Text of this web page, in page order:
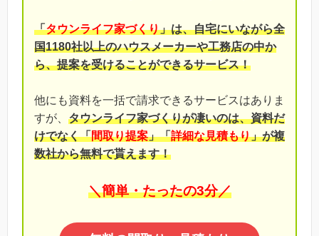
「タウンライフ家づくり」は、自宅にいながら全
国1180社以上のハウスメーカーや工務店の中か
ら、提案を受けることができるサービス！
他にも資料を一括で請求できるサービスはありま
すが、 タウンライフ家づくりが凄いのは、資料だ
けでなく「間取り提案」「詳細な見積もり」が複
数社から無料で貰えます！
＼簡単・たったの3分／